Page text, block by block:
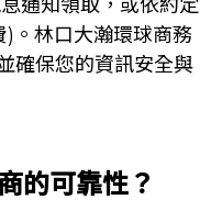
通知領取，或依約定
。林口大瀚環球商務
確保您的資訊安全與
的可靠性？